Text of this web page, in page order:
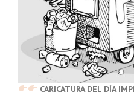
CARICATURA DEL DÍA